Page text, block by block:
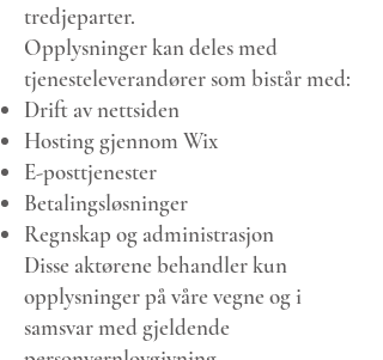
tredjeparter.
Opplysninger kan deles med
tjenesteleverandører som bistår med:
Drift av nettsiden
Hosting gjennom Wix
E-posttjenester
Betalingsløsninger
Regnskap og administrasjon
Disse aktørene behandler kun
opplysninger på våre vegne og i
samsvar med gjeldende